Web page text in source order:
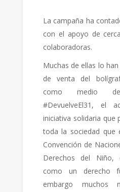
La campaña ha
con el apoyo de
colaboradoras.
Muchas de ellas lo
de venta del
como medio
#DevuelveEl31, el
iniciativa solidaria que
toda la sociedad que
Convención de
Derechos del Niño,
como un derecho
embargo muchos